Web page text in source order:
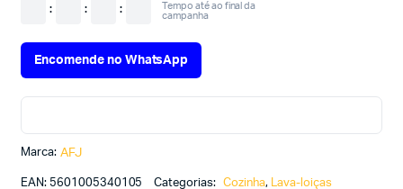
: : :
Tempo até ao final da
campanha
Encomende no WhatsApp
Marca: AFJ
EAN: 5601005340105 Categorias: Cozinha, Lava-loiças